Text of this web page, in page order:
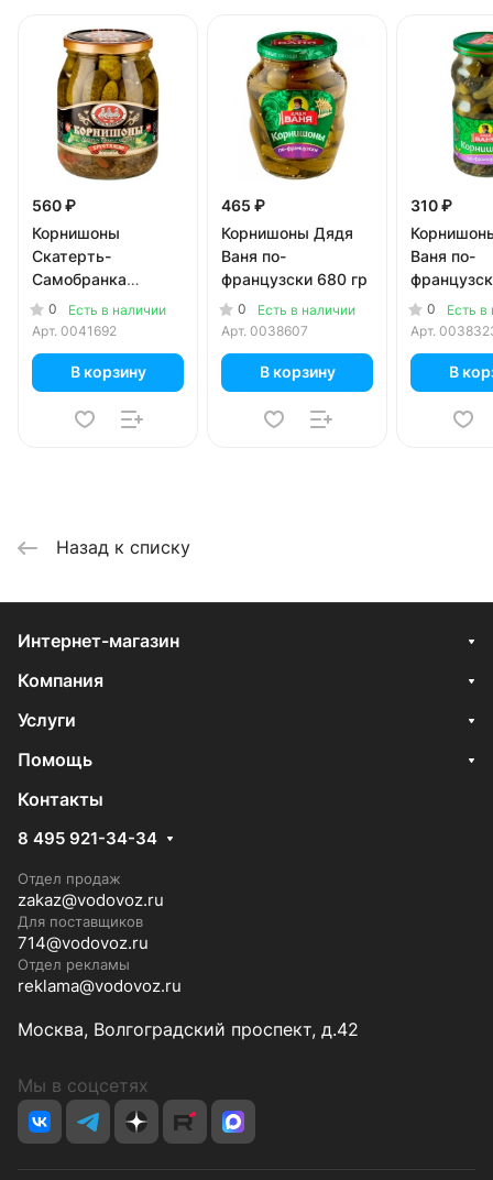
560 ₽
Корнишоны
Скатерть-
Самобранка
маринованные 720
гр
0
Есть в наличии
Арт. 0041692
В корзину
465 ₽
Корнишоны Дядя
Ваня по-
французски 680 гр
0
Есть в наличии
Арт. 0038607
В корзину
310 ₽
Ваня по-
0
Есть в
Арт.
В
Назад к списку
Интернет-магазин
Компания
Услуги
Помощь
Контакты
8 495 921-34-34
Отдел продаж
zakaz@vodovoz.ru
Для поставщиков
714@vodovoz.ru
Отдел рекламы
reklama@vodovoz.ru
Москва, Волгоградский проспект, д.42
Мы в соцсетях